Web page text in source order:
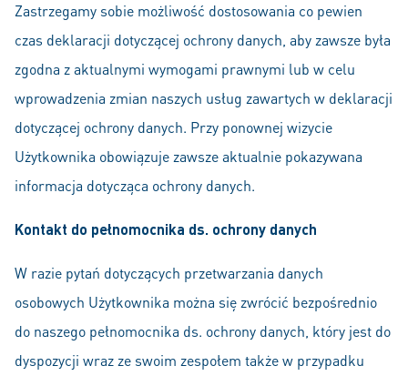
Zastrzegamy sobie możliwość dostosowania co pewien
czas deklaracji dotyczącej ochrony danych, aby zawsze była
zgodna z aktualnymi wymogami prawnymi lub w celu
wprowadzenia zmian naszych usług zawartych w deklaracji
dotyczącej ochrony danych. Przy ponownej wizycie
Użytkownika obowiązuje zawsze aktualnie pokazywana
informacja dotycząca ochrony danych.
Kontakt do pełnomocnika ds. ochrony danych
W razie pytań dotyczących przetwarzania danych
osobowych Użytkownika można się zwrócić bezpośrednio
do naszego pełnomocnika ds. ochrony danych, który jest do
dyspozycji wraz ze swoim zespołem także w przypadku